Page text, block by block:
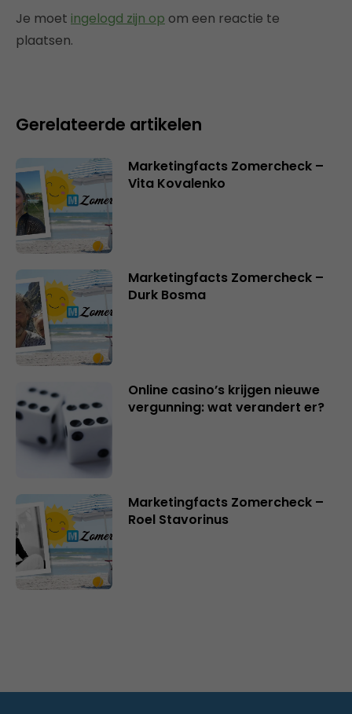
Je moet ingelogd zijn op om een reactie te
plaatsen.
Gerelateerde artikelen
Marketingfacts Zomercheck –
Vita Kovalenko
Marketingfacts Zomercheck –
Durk Bosma
Online casino’s krijgen nieuwe
vergunning: wat verandert er?
Marketingfacts Zomercheck –
Roel Stavorinus